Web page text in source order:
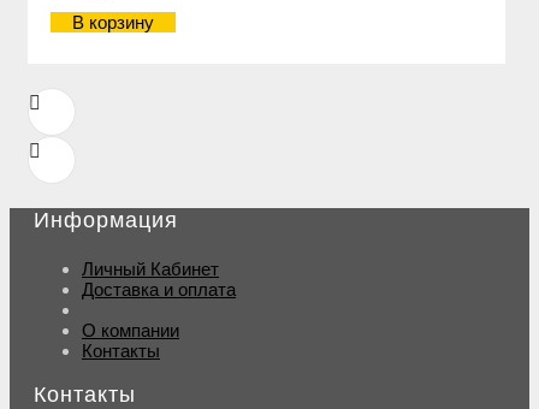
В корзину
Информация
Личный Кабинет
Доставка и оплата
О компании
Контакты
Контакты